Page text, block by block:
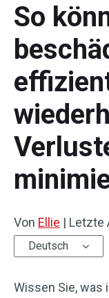
So
Von Ellie | Letzte
Deutsch
Wissen Sie, was